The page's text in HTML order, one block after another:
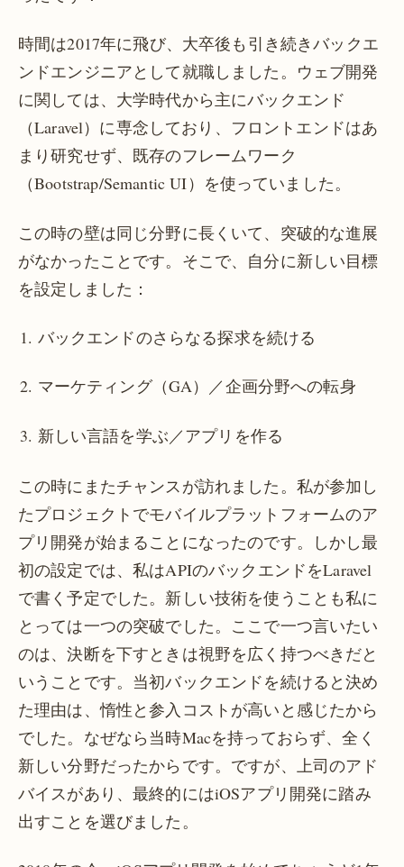
時間は2017年に飛び、大卒後も引き続きバックエ
ンドエンジニアとして就職しました。ウェブ開発
に関しては、大学時代から主にバックエンド
（Laravel）に専念しており、フロントエンドはあ
まり研究せず、既存のフレームワーク
（Bootstrap/Semantic UI）を使っていました。
この時の壁は同じ分野に長くいて、突破的な進展
がなかったことです。そこで、自分に新しい目標
を設定しました：
バックエンドのさらなる探求を続ける
マーケティング（GA）／企画分野への転身
新しい言語を学ぶ／アプリを作る
この時にまたチャンスが訪れました。私が参加し
たプロジェクトでモバイルプラットフォームのア
プリ開発が始まることになったのです。しかし最
初の設定では、私はAPIのバックエンドをLaravel
で書く予定でした。新しい技術を使うことも私に
とっては一つの突破でした。ここで一つ言いたい
のは、決断を下すときは視野を広く持つべきだと
いうことです。当初バックエンドを続けると決め
た理由は、惰性と参入コストが高いと感じたから
でした。なぜなら当時Macを持っておらず、全く
新しい分野だったからです。ですが、上司のアド
バイスがあり、最終的にはiOSアプリ開発に踏み
出すことを選びました。